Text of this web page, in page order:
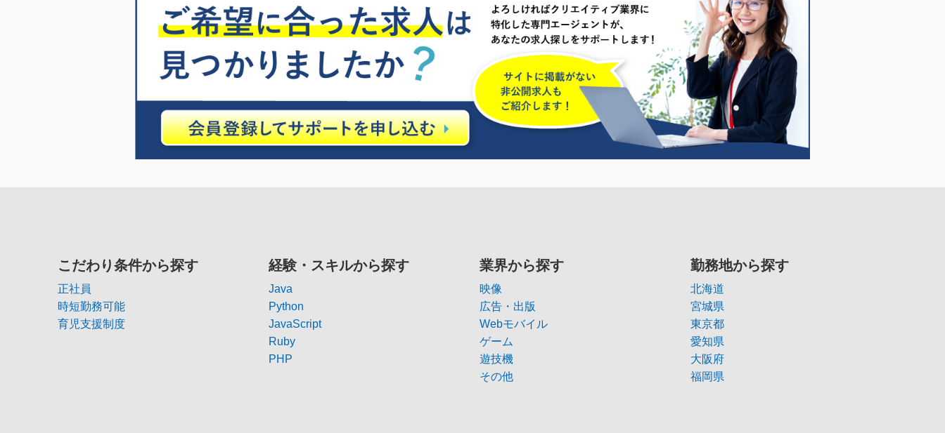
こだわり条件から探す
正社員
時短勤務可能
育児支援制度
経験・スキルから探す
Java
Python
JavaScript
Ruby
PHP
業界から探す
映像
広告・出版
Webモバイル
ゲーム
遊技機
その他
勤務地から探す
北海道
宮城県
東京都
愛知県
大阪府
福岡県